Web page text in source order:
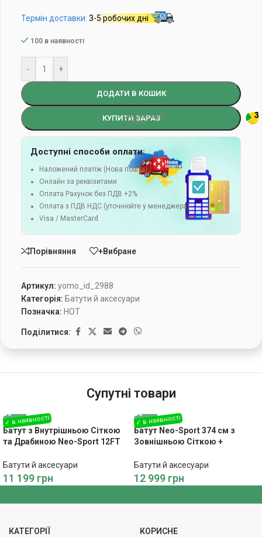
Термін доставки: 3-5 робочих дні
100 в наявності
- +
ДОДАТИ В КОШИК
КУПИТИ ЗАРАЗ
Доступні способи оплати:
Наложений платіж (Нова пошта)
Онлайн за реквізитами
Оплата Рахунок без ПДВ +2%
Оплата з ПДВ НДС (уточнюйте у менеджера)
Visa / MasterCard
Порівняння +Вибране
Артикул: yomo_id_2988
Категорія: Батути й аксесуари
Позначка: HOT
Поділитися:
Супутні товари
Батут з Внутрішньою Сіткою
та Драбиною Neo-Sport 12FT
Всієї Родини
Батути й аксесуари
11 199 грн
Батут Neo-Sport 374 см з
Зовнішньою Сіткою +
для Активних Ігор
Батути й аксесуари
12 999 грн
КАТЕГОРІЇ КОРИСНЕ